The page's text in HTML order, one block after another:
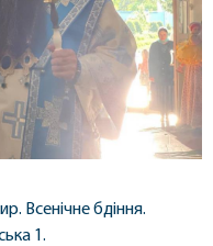
Всенічне бдіння.
1.